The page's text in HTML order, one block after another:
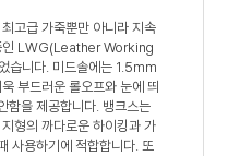
고급 가죽뿐만 아니라 지속
인 LWG(Leather Working
습니다. 미드솔에는 1.5mm
부드러운 롤오프와 눈에 띄
함을 제공합니다. 뱅크스는
형의 까다로운 하이킹과 가
사용하기에 적합합니다. 또